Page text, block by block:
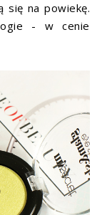
się na powiekę.
- w cenie